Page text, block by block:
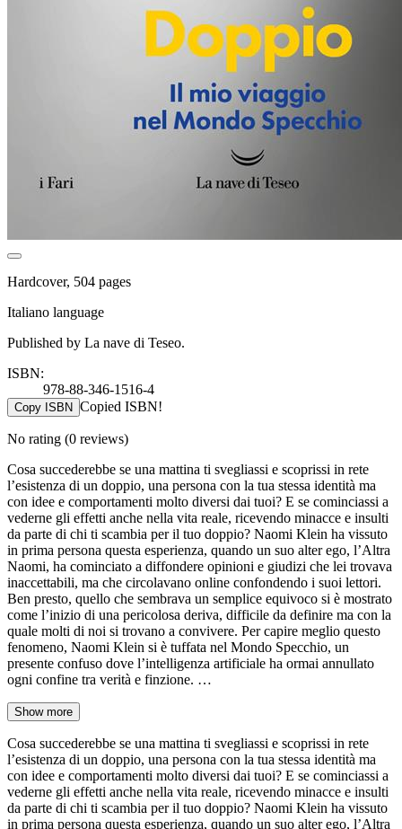
Hardcover, 504 pages
Italiano language
Published by La nave di Teseo.
ISBN:
978-88-346-1516-4
Copy ISBN Copied ISBN!
No rating (0 reviews)
Cosa succederebbe se una mattina ti svegliassi e scoprissi in rete
l’esistenza di un doppio, una persona con la tua stessa identità ma
con idee e comportamenti molto diversi dai tuoi? E se cominciassi a
vederne gli effetti anche nella vita reale, ricevendo minacce e insulti
da parte di chi ti scambia per il tuo doppio? Naomi Klein ha vissuto
in prima persona questa esperienza, quando un suo alter ego, l’Altra
Naomi, ha cominciato a diffondere opinioni e giudizi che lei trovava
inaccettabili, ma che circolavano online confondendo i suoi lettori.
Ben presto, quello che sembrava un semplice equivoco si è mostrato
come l’inizio di una pericolosa deriva, difficile da definire ma con la
quale molti di noi si trovano a convivere. Per capire meglio questo
fenomeno, Naomi Klein si è tuffata nel Mondo Specchio, un
presente confuso dove l’intelligenza artificiale ha ormai annullato
ogni confine tra verità e finzione. …
Show more
Cosa succederebbe se una mattina ti svegliassi e scoprissi in rete
l’esistenza di un doppio, una persona con la tua stessa identità ma
con idee e comportamenti molto diversi dai tuoi? E se cominciassi a
vederne gli effetti anche nella vita reale, ricevendo minacce e insulti
da parte di chi ti scambia per il tuo doppio? Naomi Klein ha vissuto
in prima persona questa esperienza, quando un suo alter ego, l’Altra